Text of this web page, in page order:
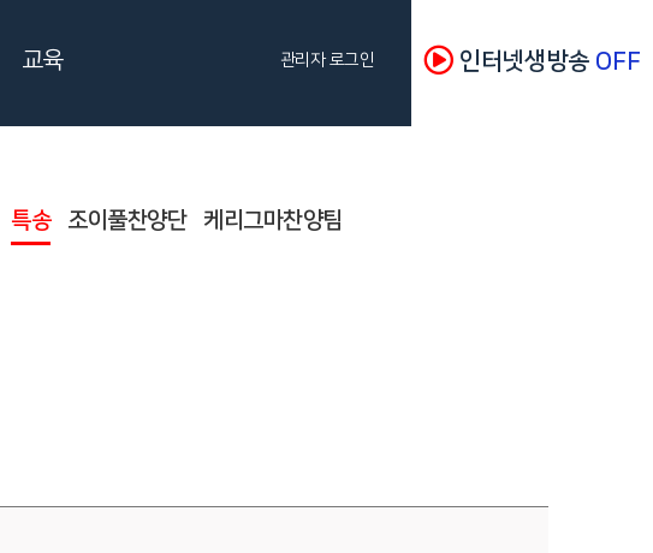
특송 조이풀찬양단 케리그마찬양팀
교육 관리자 로그인 인터넷생방송 OFF